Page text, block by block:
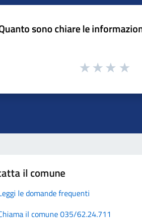
sono chiare le
il comune
le domande frequenti
il comune 035/62.24.711